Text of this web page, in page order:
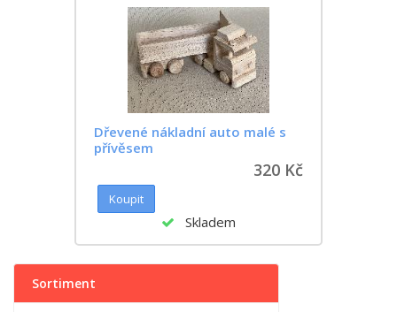
Dřevené nákladní auto malé s
přívěsem
320 Kč
Skladem
Sortiment